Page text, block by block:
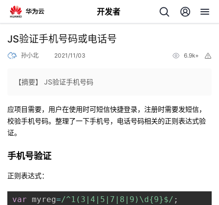
开发者
返
个
JS验证手机号码或电话号
孙小北 2021/11/03 6.9k+
【摘要】 JS验证手机号码
应项目需要，用户在使用时可短信快捷登录，注册时需要发短信，
校验手机号码。整理了一下手机号，电话号码相关的正则表达式验
证。
手机号验证
正则表达式：
var myreg=/^1(3|4|5|7|8|9)\d{9}$/ ;